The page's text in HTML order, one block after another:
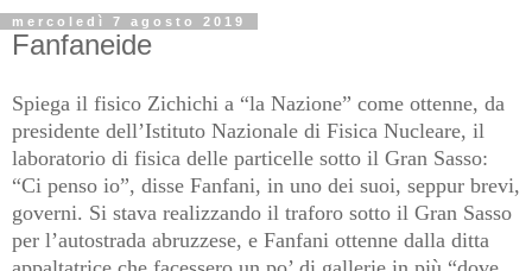
mercoledì 7 agosto 2019
Fanfaneide
Spiega il fisico Zichichi a “la Nazione” come ottenne, da
presidente dell’Istituto Nazionale di Fisica Nucleare, il
laboratorio di fisica delle particelle sotto il Gran Sasso:
“Ci penso io”, disse Fanfani, in uno dei suoi, seppur brevi,
governi. Si stava realizzando il traforo sotto il Gran Sasso
per l’autostrada abruzzese, e Fanfani ottenne dalla ditta